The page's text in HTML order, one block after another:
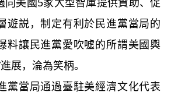
遊説，制定有利於民進黨當局的
料讓民進黨愛吹噓的所謂美國輿
展，淪為笑柄。
當局通過臺駐美經濟文化代表